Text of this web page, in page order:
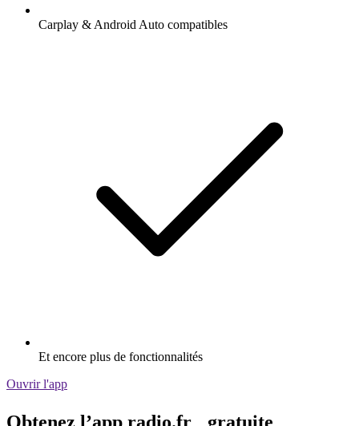
Carplay & Android Auto compatibles
Et encore plus de fonctionnalités
Ouvrir l'app